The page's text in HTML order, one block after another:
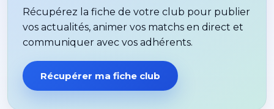
Récupérez la fiche de votre club pour publier
vos actualités, animer vos matchs en direct et
communiquer avec vos adhérents.
Récupérer ma fiche club